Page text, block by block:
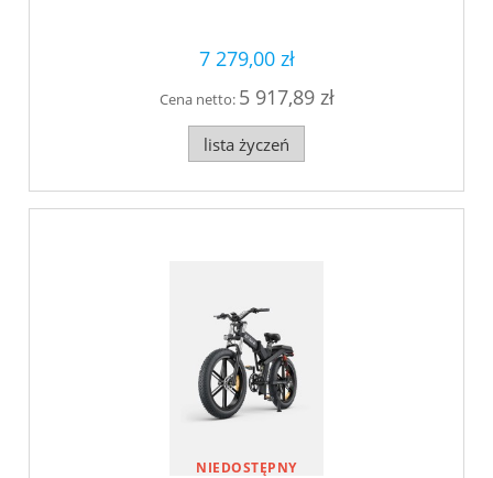
7 279,00 zł
Cena netto: 5 917,89 zł
lista życzeń
NIEDOSTĘPNY